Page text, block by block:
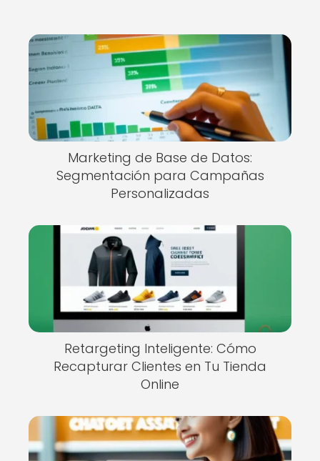
Marketing de Base de Datos:
Segmentación para Campañas
Personalizadas
Retargeting Inteligente: Cómo
Recapturar Clientes en Tu Tienda
Online